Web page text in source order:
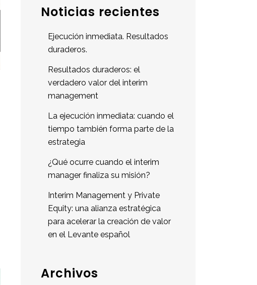
Noticias recientes
Ejecución inmediata. Resultados
duraderos.
Resultados duraderos: el
verdadero valor del interim
management
La ejecución inmediata: cuando el
tiempo también forma parte de la
estrategia
¿Qué ocurre cuando el interim
manager finaliza su misión?
Interim Management y Private
Equity: una alianza estratégica
para acelerar la creación de valor
en el Levante español
Archivos